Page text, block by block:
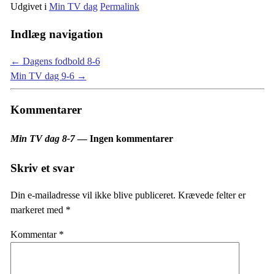
Udgivet i Min TV dag Permalink
Indlæg navigation
← Dagens fodbold 8-6
Min TV dag 9-6 →
Kommentarer
Min TV dag 8-7— Ingen kommentarer
Skriv et svar
Din e-mailadresse vil ikke blive publiceret. Krævede felter er
markeret med *
Kommentar *